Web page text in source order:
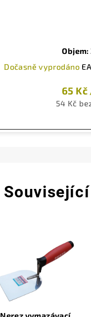
Objem:
Dočasně vyprodáno
65 Kč
54 Kč
Nerez vymazávací